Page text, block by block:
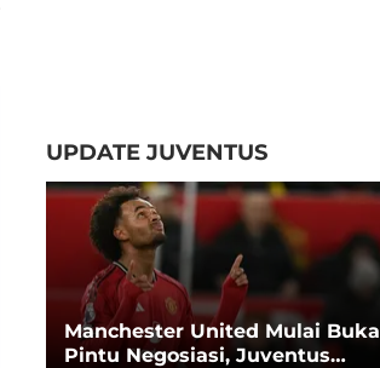
UPDATE JUVENTUS
Manchester United Mulai Buka
Pintu Negosiasi, Juventus